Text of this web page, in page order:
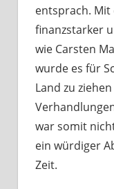
entsprach.
finanzstarker
wie Carsten
wurde es für
Land zu
war somit
ein würdiger
Zeit.